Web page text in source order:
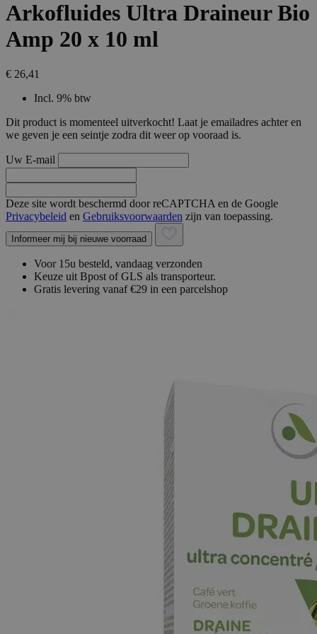
Arkofluides Ultra Draineur Bio
Amp 20 x 10 ml
€ 26,41
Incl. 9% btw
Dit product is momenteel uitverkocht! Laat je emailadres achter en
we geven je een seintje zodra dit weer op vooraad is.
Uw E-mail
Deze site wordt beschermd door reCAPTCHA en de Google
Privacybeleid en Gebruiksvoorwaarden zijn van toepassing.
Informeer mij bij nieuwe voorraad
Voor 15u besteld, vandaag verzonden
Keuze uit Bpost of GLS als transporteur.
Gratis levering vanaf €29 in een parcelshop